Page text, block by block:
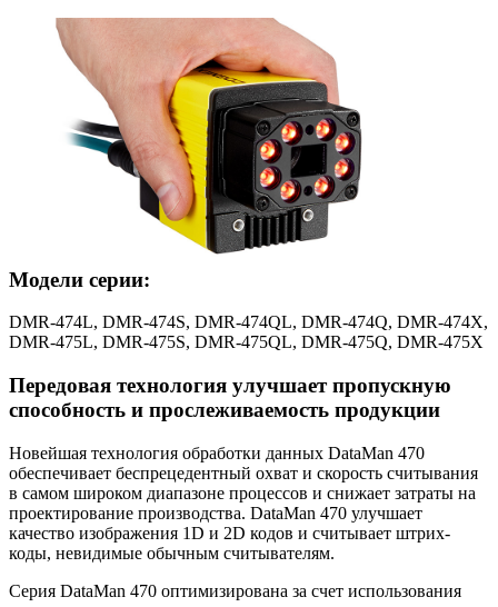
Модели серии:
DMR-474L, DMR-474S, DMR-474QL, DMR-474Q, DMR-474X,
DMR-475L, DMR-475S, DMR-475QL, DMR-475Q, DMR-475X
Передовая технология улучшает пропускную
способность и прослеживаемость продукции
Новейшая технология обработки данных DataMan 470
обеспечивает беспрецедентный охват и скорость считывания
в самом широком диапазоне процессов и снижает затраты на
проектирование производства. DataMan 470 улучшает
качество изображения 1D и 2D кодов и считывает штрих-
коды, невидимые обычным считывателям.
Серия DataMan 470 оптимизирована за счет использования